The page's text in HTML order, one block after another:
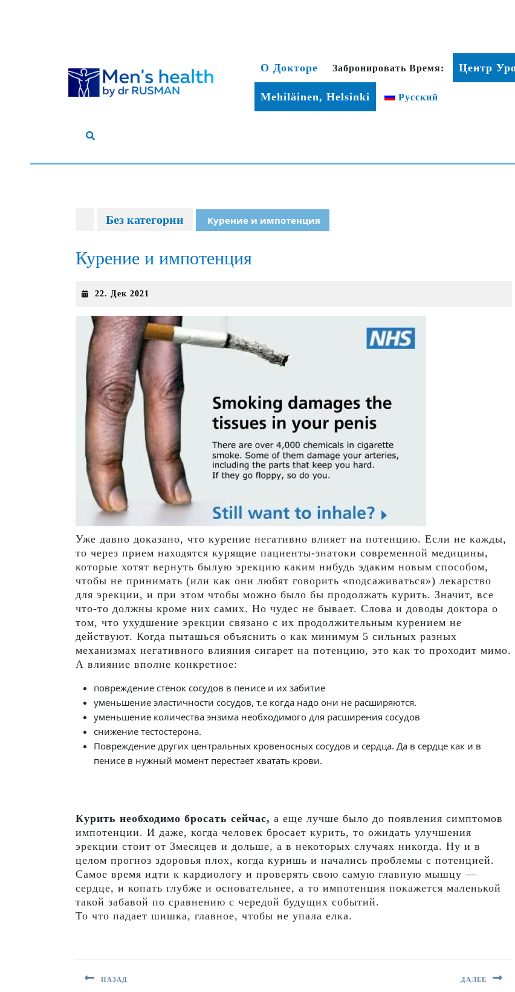
содержимому
О Докторе Забронировать Время: Центр
Mehiläinen, Helsinki Русский
Без категории Курение и импотенция
Курение и импотенция
22. Дек 2021
2021
Уже давно доказано, что курение негативно влияет на потенцию. Если не кажды,
то через прием находятся курящие пациенты-знатоки современной медицины,
которые хотят вернуть былую эрекцию каким нибудь эдаким новым способом,
чтобы не принимать (или как они любят говорить «подсаживаться») лекарство
для эрекции, и при этом чтобы можно было бы продолжать курить. Значит, все
что-то должны кроме них самих. Но чудес не бывает. Слова и доводы доктора о
том, что ухудшение эрекции связано с их продолжительным курением не
действуют. Когда пыташься объяснить о как минимум 5 сильных разных
механизмах негативного влияния сигарет на потенцию, это как то проходит мимо.
А влияние вполне конкретное:
повреждение стенок сосудов в пенисе и их забитие
уменьшение эластичности сосудов, т.е когда надо они не расширяются.
уменьшение количества энзима необходимого для расширения сосудов
снижение тестостерона.
Повреждение других центральных кровеносных сосудов и сердца. Да в сердце как и в
пенисе в нужный момент перестает хватать крови.
Курить необходимо бросать сейчас, а еще лучше было до появления симптомов
импотенции. И даже, когда человек бросает курить, то ожидать улучшения
эрекции стоит от 3месяцев и дольше, а в некоторых случаях никогда. Ну и в
целом прогноз здоровья плох, когда куришь и начались проблемы с потенцией.
Самое время идти к кардиологу и проверять свою самую главную мышцу —
сердце, и копать глубже и основательнее, а то импотенция покажется маленькой
такой забавой по сравнению с чередой будущих событий.
То что падает шишка, главное, чтобы не упала елка.
записям
НАЗАД ДАЛЕЕ